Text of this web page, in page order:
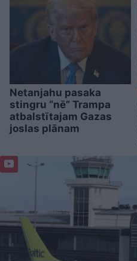
Netanjahu pasaka
stingru “nē” Trampa
atbalstītajam Gazas
joslas plānam